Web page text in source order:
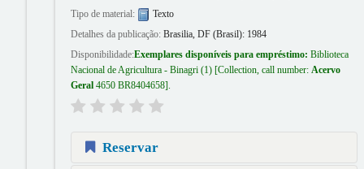
Tipo de material:
Texto
Detalhes da publicação: Brasilia, DF (Brasil): 1984
Disponibilidade:Exemplares disponíveis para empréstimo: Biblioteca
Nacional de Agricultura - Binagri(1) Collection, call number: Acervo
Geral 4650 BR8404658 .
Reservar